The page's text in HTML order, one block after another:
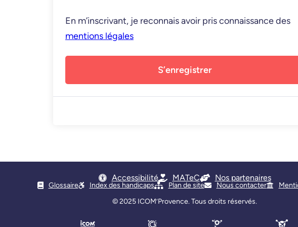
En m’inscrivant, je reconnais avoir pris connaissance des
mentions légales
S’enregistrer
Accessibilité MATeC Nos partenaires
Glossaire Index des handicaps Plan de site Nous contacter
© 2025 ICOM’Provence. Tous droits réservés.